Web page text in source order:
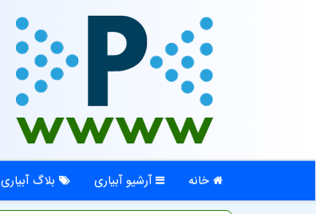
خانه آرشیو آبیاری بلاگ آبیاری